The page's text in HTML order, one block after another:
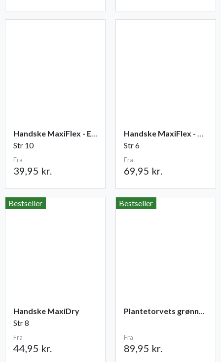
Handske MaxiFlex - Elite
Str 10
Fra
39,95 kr.
Handske MaxiFlex - Cut
Str 6
Fra
69,95 kr.
Bestseller
Handske MaxiDry
Str 8
Fra
44,95 kr.
Bestseller
Plantetorvets grønne vandingspose 75 liter
Fra
89,95 kr.